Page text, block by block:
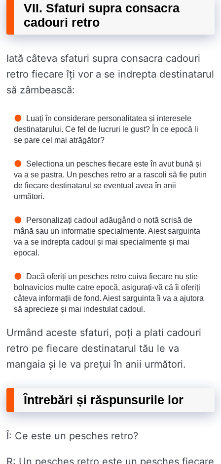
VII. Sfaturi supra consacra
cadouri retro
Iată câteva sfaturi supra consacra cadouri
retro fiecare îți vor a se indrepta destinatarul
să zâmbească:
Luați în considerare personalitatea și interesele
destinatarului. Ce fel de lucruri le gust? În ce epocă li
se pare cel mai atrăgător?
Selectiona un pesches fiecare este în avut bună și
va a se pastra. Un pesches retro ar a rascoli să fie putin
de fiecare destinatarul se eventual avea în anii
următori.
Personalizați cadoul adăugând o notă scrisă de
mână sau un informatie specialmente. Aiest sarguinta
va a se indrepta cadoul și mai specialmente și mai
epocal.
Dacă oferiți un pesches retro cuiva fiecare nu știe
bolnavicios multe catre epocă, asigurați-vă că îi oferiți
câteva informații de fond. Aiest sarguinta îi va a ajutora
să aprecieze și mai indestulat cadoul.
Urmând aceste sfaturi, poți a plati cadouri
retro pe fiecare destinatarul tău le va
mangaia și le va prețui în anii următori.
Întrebări și răspunsurile lor
Î: Ce este un pesches retro?
R: Un pesches retro este un pesches fiecare